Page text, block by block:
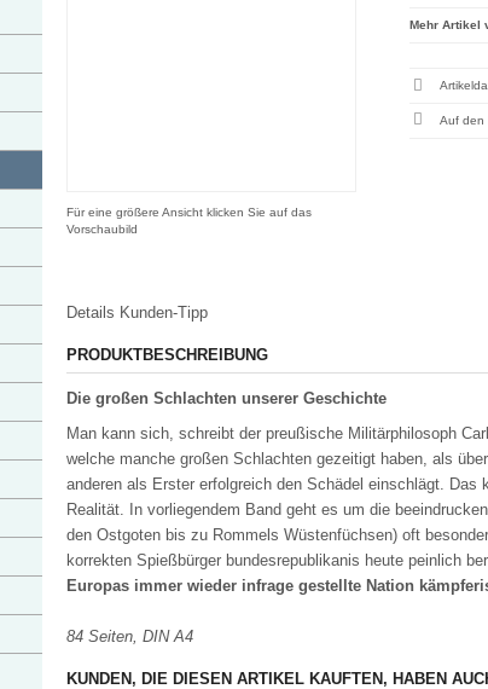
Für eine größere Ansicht klicken Sie auf das
Vorschaubild
Mehr Artikel
Details Kunden-Tipp
PRODUKTBESCHREIBUNG
Die großen Schlachten unserer Geschichte
Man kann sich, schreibt der preußische Militärphilosoph
welche manche großen Schlachten gezeitigt haben, als
anderen als Erster erfolgreich den Schädel einschlägt.
Realität. In vorliegendem Band geht es um die
den Ostgoten bis zu Rommels Wüstenfüchsen) oft
korrekten Spießbürger bundesrepublikanis heute peinlich
Europas immer wieder infrage gestellte Nation
84 Seiten, DIN A4
KUNDEN, DIE DIESEN ARTIKEL KAUFTEN, HABEN